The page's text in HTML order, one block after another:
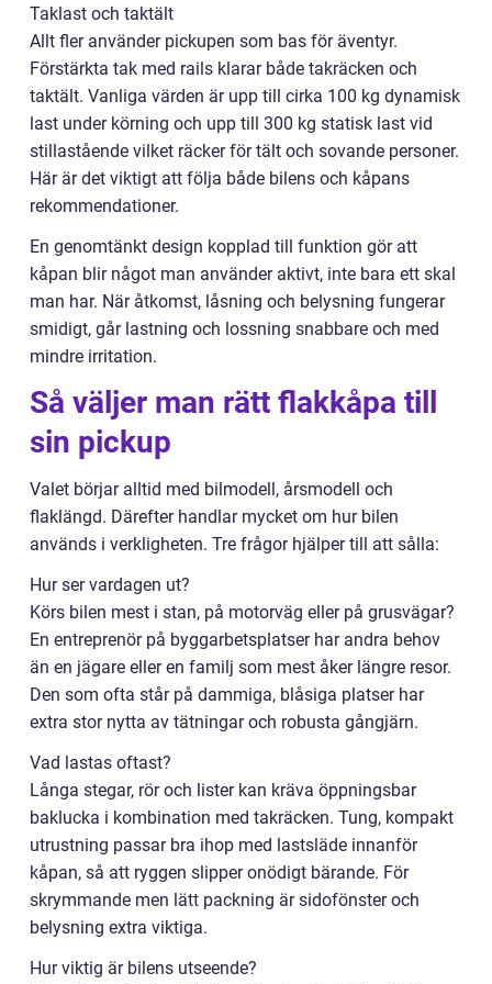
Taklast och taktält
Allt fler använder pickupen som bas för äventyr.
Förstärkta tak med rails klarar både takräcken och
taktält. Vanliga värden är upp till cirka 100 kg dynamisk
last under körning och upp till 300 kg statisk last vid
stillastående vilket räcker för tält och sovande personer.
Här är det viktigt att följa både bilens och kåpans
rekommendationer.
En genomtänkt design kopplad till funktion gör att
kåpan blir något man använder aktivt, inte bara ett skal
man har. När åtkomst, låsning och belysning fungerar
smidigt, går lastning och lossning snabbare och med
mindre irritation.
Så väljer man rätt flakkåpa till
sin pickup
Valet börjar alltid med bilmodell, årsmodell och
flaklängd. Därefter handlar mycket om hur bilen
används i verkligheten. Tre frågor hjälper till att sålla:
Hur ser vardagen ut?
Körs bilen mest i stan, på motorväg eller på grusvägar?
En entreprenör på byggarbetsplatser har andra behov
än en jägare eller en familj som mest åker längre resor.
Den som ofta står på dammiga, blåsiga platser har
extra stor nytta av tätningar och robusta gångjärn.
Vad lastas oftast?
Långa stegar, rör och lister kan kräva öppningsbar
baklucka i kombination med takräcken. Tung, kompakt
utrustning passar bra ihop med lastsläde innanför
kåpan, så att ryggen slipper onödigt bärande. För
skrymmande men lätt packning är sidofönster och
belysning extra viktiga.
Hur viktig är bilens utseende?